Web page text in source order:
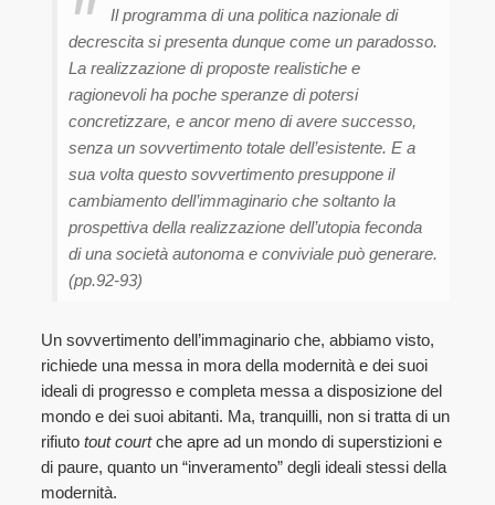
Il programma di una politica nazionale di
decrescita si presenta dunque come un paradosso.
La realizzazione di proposte realistiche e
ragionevoli ha poche speranze di potersi
concretizzare, e ancor meno di avere successo,
senza un sovvertimento totale dell’esistente. E a
sua volta questo sovvertimento presuppone il
cambiamento dell’immaginario che soltanto la
prospettiva della realizzazione dell’utopia feconda
di una società autonoma e conviviale può generare.
(pp.92-93)
Un sovvertimento dell’immaginario che, abbiamo visto,
richiede una messa in mora della modernità e dei suoi
ideali di progresso e completa messa a disposizione del
mondo e dei suoi abitanti. Ma, tranquilli, non si tratta di un
rifiutotout courtche apre ad un mondo di superstizioni e
di paure, quanto un “inveramento” degli ideali stessi della
modernità.